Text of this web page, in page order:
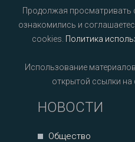
Продолжая просматривать
ознакомились и
cookies. Политика
Использование
открытой ссылки на
НОВОСТИ
Общество